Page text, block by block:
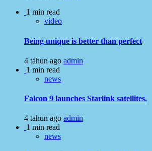
1 min read
video
Being unique is better than perfect
4 tahun ago admin
1 min read
news
Falcon 9 launches Starlink satellites.
4 tahun ago admin
1 min read
news